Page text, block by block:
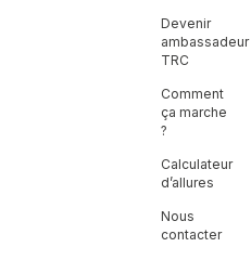
Devenir
ambassadeur
TRC
Comment
ça marche
?
Calculateur
d’allures
Nous
contacter